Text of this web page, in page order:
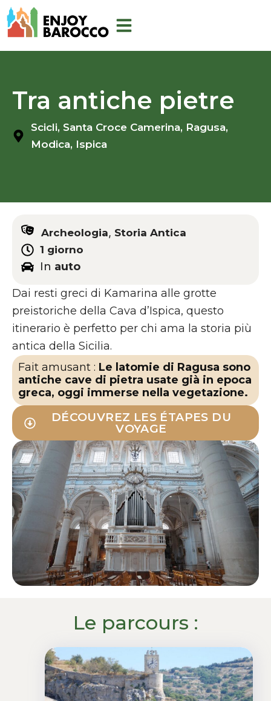
Aller
au
Tra antiche pietre
Scicli, Santa Croce Camerina, Ragusa,
Modica, Ispica
Archeologia, Storia Antica
1 giorno
In auto
Dai resti greci di Kamarina alle grotte
preistoriche della Cava d’Ispica, questo
itinerario è perfetto per chi ama la storia più
antica della Sicilia.
Fait amusant : Le latomie di Ragusa sono
antiche cave di pietra usate già in epoca
greca, oggi immerse nella vegetazione.
DÉCOUVREZ LES ÉTAPES DU
VOYAGE
Le parcours :